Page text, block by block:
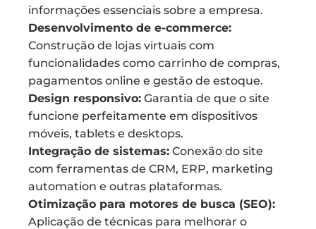
informações essenciais sobre a empresa.
Desenvolvimento de e-commerce:
Construção de lojas virtuais com
funcionalidades como carrinho de compras,
pagamentos online e gestão de estoque.
Design responsivo: Garantia de que o site
funcione perfeitamente em dispositivos
móveis, tablets e desktops.
Integração de sistemas: Conexão do site
com ferramentas de CRM, ERP, marketing
automation e outras plataformas.
Otimização para motores de busca (SEO):
Aplicação de técnicas para melhorar o